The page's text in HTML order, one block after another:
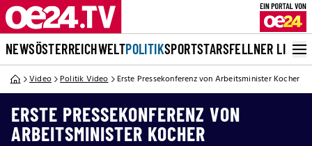
NEWSÖSTERREICHWELTPOLITIKSPORTSTARSFELLNER LIVE
Video Politik Video Erste Pressekonferenz von Arbeitsminister Kocher
ERSTE PRESSEKONFERENZ VON
ARBEITSMINISTER KOCHER